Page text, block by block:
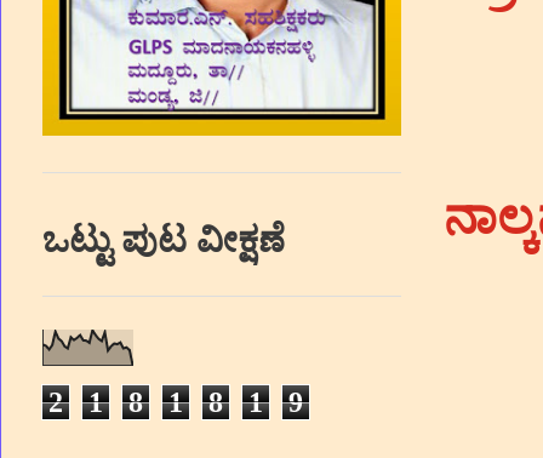
ಒಟ್ಟು ಪುಟ ವೀಕ್ಷಣೆ
2 1 8 1 8 1 9